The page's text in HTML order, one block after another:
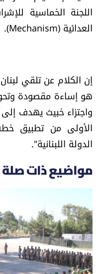
كاميرا
صحّة وصحن
الرياضة
منوّعات
حظّك اليوم
للتاريخ
فيديو
من نحن
اللجنة الخماسية
العدائية (Mechanism).
إن الكلام عن تلقي
هو إساءة مقصودة
واجتزاء خبيث يهدف
الأولى من تطبيق
الدولة اللبنانية".
مواضيع ذات صلة